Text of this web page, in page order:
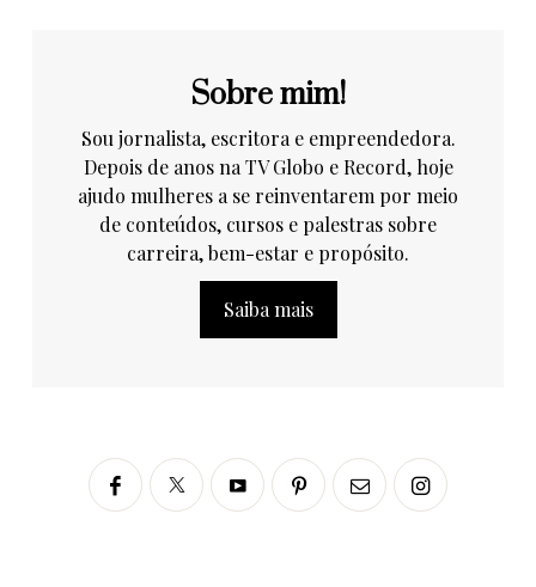
Sobre mim!
Sou jornalista, escritora e empreendedora.
Depois de anos na TV Globo e Record, hoje
ajudo mulheres a se reinventarem por meio
de conteúdos, cursos e palestras sobre
carreira, bem-estar e propósito.
Saiba mais